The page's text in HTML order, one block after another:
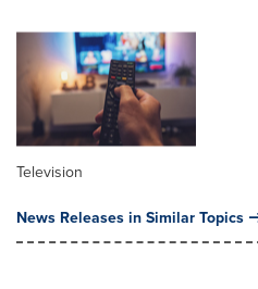
Television
News Releases in Similar Topics